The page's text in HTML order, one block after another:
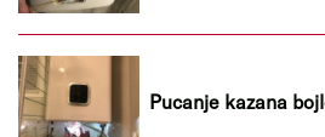
Pucanje kazana